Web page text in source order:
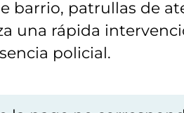
barrio, patrullas de
una rápida
policial.